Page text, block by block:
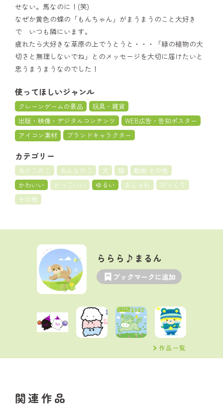
せない。馬なのに！(笑)
なぜか黄色の蝶の「もんちゃん」がまうまうのこと大好き
で いつも隣にいます。
疲れたら大好きな草原の上でうとうと・・・「緑の植物の大
切さと無理しないでね」とのメッセージを大切に届けたいと
思うまうまうなのでした！
使ってほしいジャンル
クレーンゲームの景品
玩具・雑貨
出版・映像・デジタルコンテンツ
WEB広告・告知ポスター
アイコン素材
ブランドキャラクター
カテゴリー
おとこのこ おんなのこ 犬 猫
動物 その他
かわいい
かっこいい ゆるい おしゃれ
びっくり
その他
ららら♪まるん
ブックマークに追加
作品一覧
関連作品